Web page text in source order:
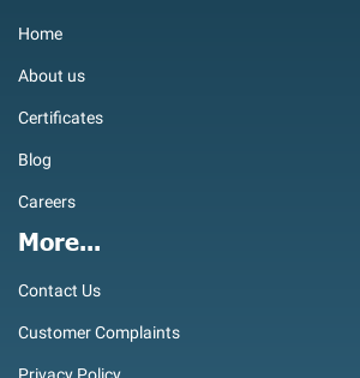
Home
About us
Certificates
Blog
Careers
More...
Contact Us
Customer Complaints
Privacy Policy